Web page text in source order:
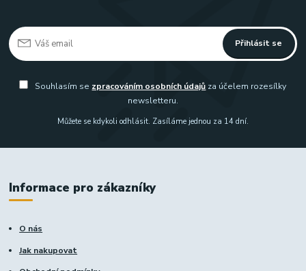
Přihlásit se
Souhlasím se zpracováním osobních údajů za účelem rozesílky
newsletteru.
Můžete se kdykoli odhlásit. Zasíláme jednou za 14 dní.
Informace pro zákazníky
O nás
Jak nakupovat